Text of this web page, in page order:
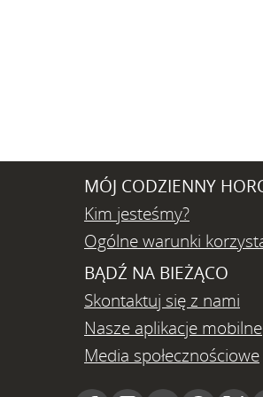
MÓJ CODZIENNY
Kim jesteśmy?
Ogólne warunki
BĄDŹ NA BIEŻĄCO
Skontaktuj się z nami
Nasze aplikacje mobilne
Media społecznościowe